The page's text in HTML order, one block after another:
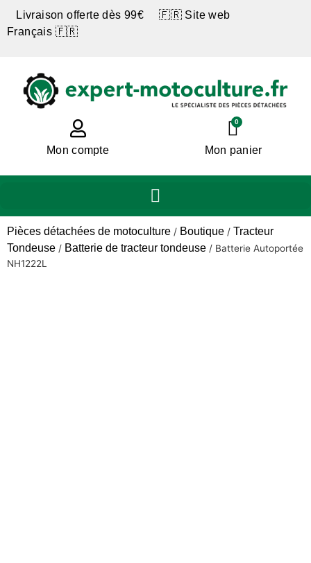
Livraison offerte dès 99€ 🇫🇷 Site web
Français 🇫🇷
Mon compte
0
Mon panier
Pièces détachées de motoculture / Boutique / Tracteur
Tondeuse / Batterie de tracteur tondeuse / Batterie Autoportée
NH1222L